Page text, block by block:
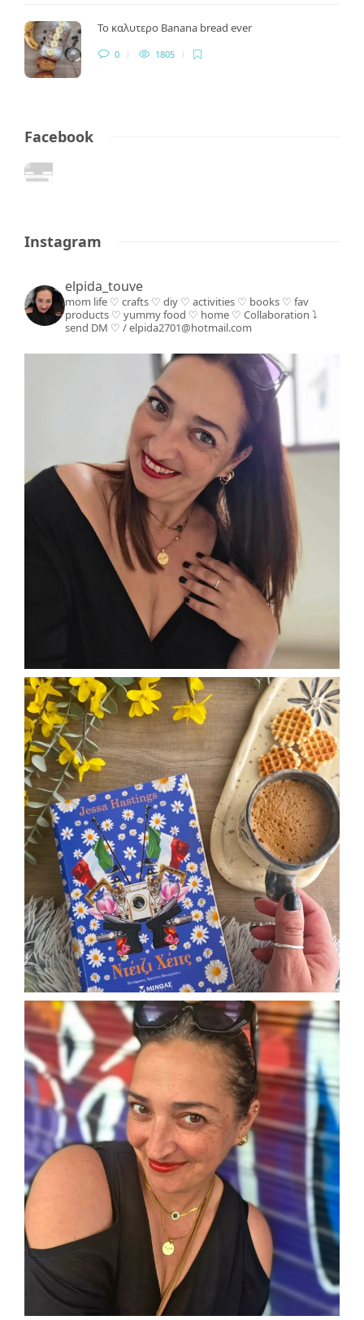
Το καλυτερο Banana bread ever
0 1805
Facebook
Instagram
elpida_touve
mom life ♡ crafts ♡ diy ♡ activities ♡ books ♡ fav
products ♡ yummy food ♡ home ♡ Collaboration ⤵️
send DM ♡ / elpida2701@hotmail.com